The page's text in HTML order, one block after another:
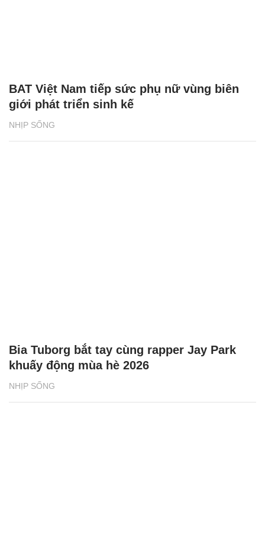
NHỊP SỐNG
BAT Việt Nam tiếp sức phụ nữ vùng biên
giới phát triển sinh kế
NHỊP SỐNG
Bia Tuborg bắt tay cùng rapper Jay Park
khuấy động mùa hè 2026